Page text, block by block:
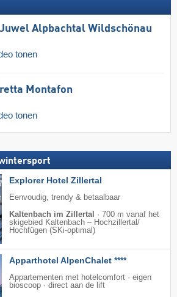
Alpbachtal Wildschönau
tonen
Montafon
tonen
Explorer Hotel Zillertal
Eenvoudig, trendy & betaalbaar
Kaltenbach im Zillertal
· 700 m vanaf het
skigebied Kaltenbach – Hochzillertal/​
Hochfügen (SKi-optimal)
Apparthotel AlpenChalet ****
Appartementen met hotelcomfort · eigen
bioscoop · direct aan de lift